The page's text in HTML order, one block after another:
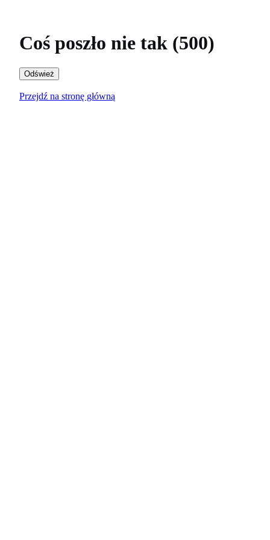
Coś poszło nie tak (500)
Odśwież
Przejdź na stronę główną